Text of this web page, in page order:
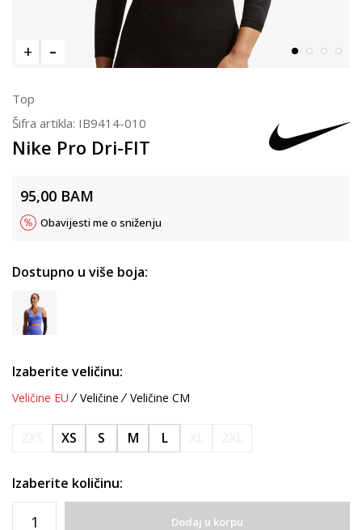
Top
Šifra artikla: IB9414-010
Nike Pro Dri-FIT
95,00 BAM
Obavijesti me o sniženju
Dostupno u više boja:
Izaberite veličinu:
Veličine EU Veličine Veličine CM
XS S M L
Izaberite količinu:
Dodaj u korpu